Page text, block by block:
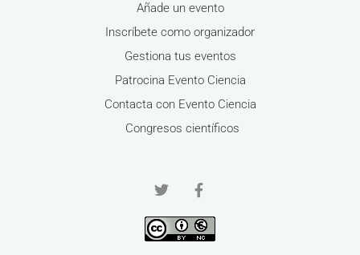
Añade un evento
Inscríbete como organizador
Gestiona tus eventos
Patrocina Evento Ciencia
Contacta con Evento Ciencia
Congresos científicos